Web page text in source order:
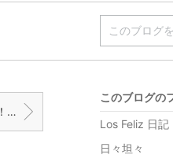
ハワイパッケージ！ 第４弾！ $574～！ しかも１２歳以下の子供は無料
このブログの
Los Feliz 日記
日々坦々